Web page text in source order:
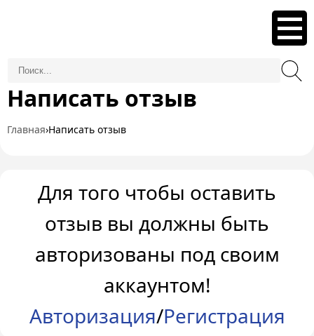
Написать отзыв
Главная›Написать отзыв
Для того чтобы оставить
отзыв вы должны быть
авторизованы под своим
аккаунтом!
Авторизация/Регистрация